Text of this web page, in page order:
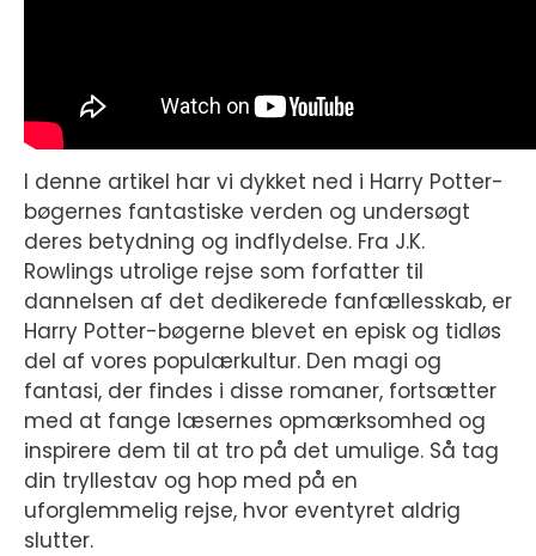
I denne artikel har vi dykket ned i Harry Potter-
bøgernes fantastiske verden og undersøgt
deres betydning og indflydelse. Fra J.K.
Rowlings utrolige rejse som forfatter til
dannelsen af det dedikerede fanfællesskab, er
Harry Potter-bøgerne blevet en episk og tidløs
del af vores populærkultur. Den magi og
fantasi, der findes i disse romaner, fortsætter
med at fange læsernes opmærksomhed og
inspirere dem til at tro på det umulige. Så tag
din tryllestav og hop med på en
uforglemmelig rejse, hvor eventyret aldrig
slutter.